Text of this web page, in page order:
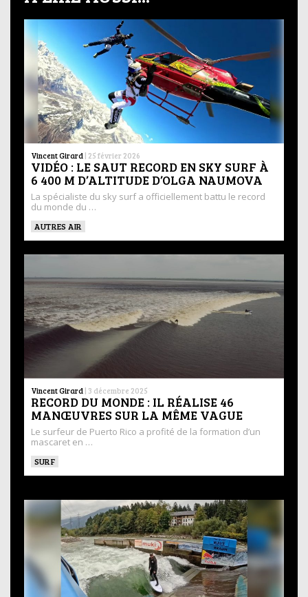
Vincent Girard | 25 février 2026
VIDÉO : LE SAUT RECORD EN SKY SURF À
6 400 M D’ALTITUDE D’OLGA NAUMOVA
La spécialiste du sky surf a officiellement battu le record
du monde du …
AUTRES AIR
Vincent Girard | 3 décembre 2025
RECORD DU MONDE : IL RÉALISE 46
MANŒUVRES SUR LA MÊME VAGUE
Le surfeur de Puerto Rico a profité de la formation d’un
mascaret en …
SURF